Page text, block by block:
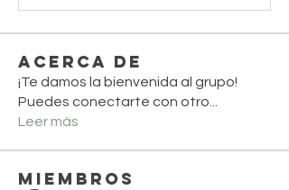
Acerca de
¡Te damos la bienvenida al grupo!
Puedes conectarte con otro
Leer más
Miembros